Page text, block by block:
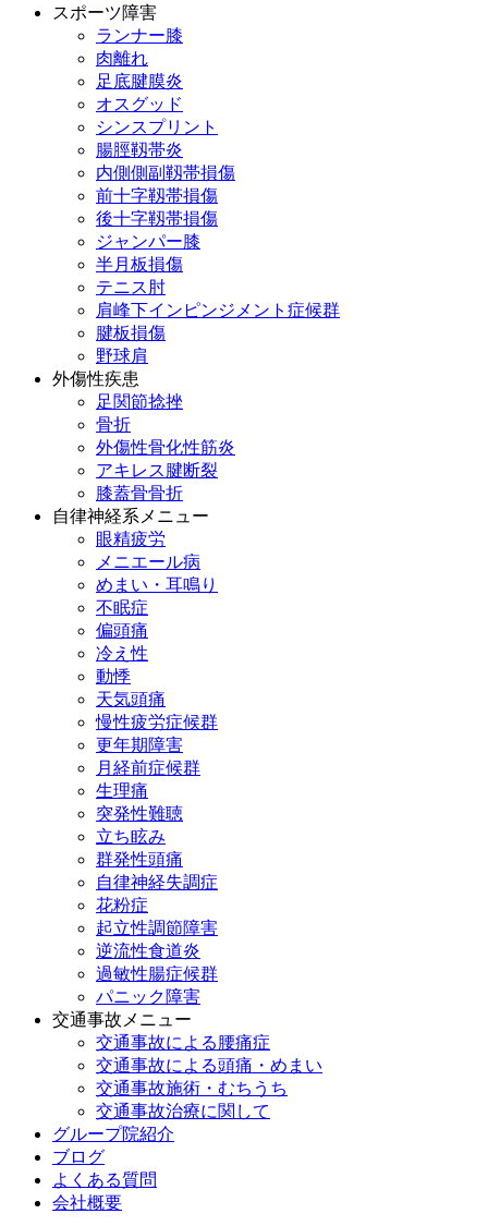
スポーツ障害
ランナー膝
肉離れ
足底腱膜炎
オスグッド
シンスプリント
腸脛靱帯炎
内側側副靱帯損傷
前十字靱帯損傷
後十字靱帯損傷
ジャンパー膝
半月板損傷
テニス肘
肩峰下インピンジメント症候群
腱板損傷
野球肩
外傷性疾患
足関節捻挫
骨折
外傷性骨化性筋炎
アキレス腱断裂
膝蓋骨骨折
自律神経系メニュー
眼精疲労
メニエール病
めまい・耳鳴り
不眠症
偏頭痛
冷え性
動悸
天気頭痛
慢性疲労症候群
更年期障害
月経前症候群
生理痛
突発性難聴
立ち眩み
群発性頭痛
自律神経失調症
花粉症
起立性調節障害
逆流性食道炎
過敏性腸症候群
パニック障害
交通事故メニュー
交通事故による腰痛症
交通事故による頭痛・めまい
交通事故施術・むちうち
交通事故治療に関して
グループ院紹介
ブログ
よくある質問
会社概要